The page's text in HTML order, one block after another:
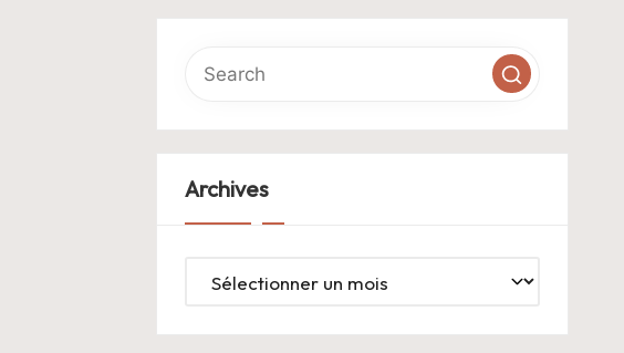
Archives
Archives